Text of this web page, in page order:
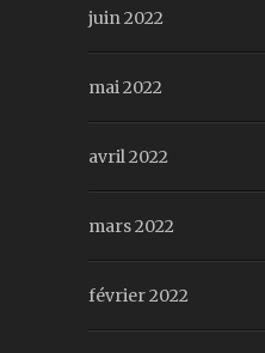
juin 2022
mai 2022
avril 2022
mars 2022
février 2022